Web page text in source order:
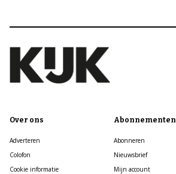
Over ons
Adverteren
Colofon
Cookie informatie
Abonnementen
Abonneren
Nieuwsbrief
Mijn account